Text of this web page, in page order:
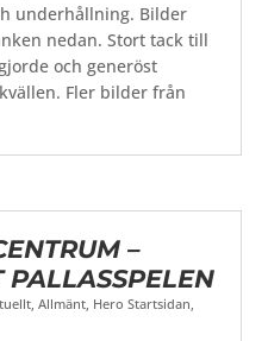
underhållning. Bilder
nedan. Stort tack till
och generöst
Fler bilder från
–
PALLASSPELEN
,Allmänt, Hero Startsidan,